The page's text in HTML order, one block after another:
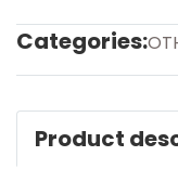
Categories:
Product